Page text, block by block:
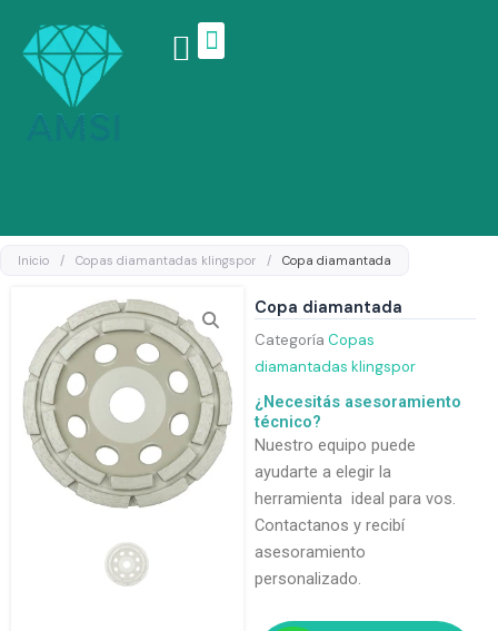
contenido
Inicio / Copas diamantadas klingspor / Copa diamantada
Copa diamantada
Categoría Copas
diamantadas klingspor
¿Necesitás asesoramiento
técnico?
Nuestro equipo puede
ayudarte a elegir la
herramienta ideal para vos.
Contactanos y recibí
asesoramiento
personalizado.